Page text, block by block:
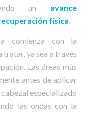
un avance
física.
comienza con la
tratar, ya sea a través
Las áreas más
antes de aplicar
especializado
las ondas con la